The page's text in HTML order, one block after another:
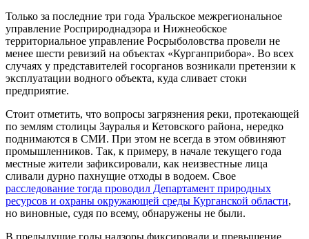
Только за последние три года Уральское межрегиональное
управление Росприроднадзора и Нижнеобское
территориальное управление Росрыболовства провели не
менее шести ревизий на объектах «Курганприбора». Во всех
случаях у представителей госорганов возникали претензии к
эксплуатации водного объекта, куда сливает стоки
предприятие.
Стоит отметить, что вопросы загрязнения реки, протекающей
по землям столицы Зауралья и Кетовского района, нередко
поднимаются в СМИ. При этом не всегда в этом обвиняют
промышленников. Так, к примеру, в начале текущего года
местные жители зафиксировали, как неизвестные лица
сливали дурно пахнущие отходы в водоем. Свое
расследование тогда проводил Департамент природных
ресурсов и охраны окружающей среды Курганской области,
но виновные, судя по всему, обнаружены не были.